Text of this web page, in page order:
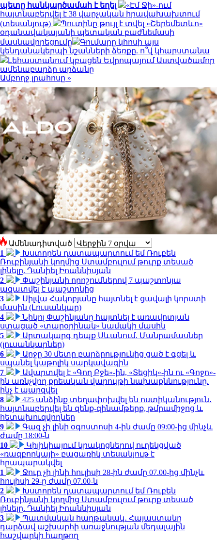
պետը հանկարծամահ է եղել
«Էմ Ջի»-ում
հայտնաբերվել է 38 վարչական իրավախախտում
(տեսանյութ)
Պուտինը թույլ է տվել «Շերեմետևո»
օդանավակայանի պետական բաժնեմասի
մասնավորեցումը
Գումարը կհոսի այս
կենդանակերպի նշանների ձեռքը. ո՞վ կհարստանա
Լեհաստանում կբացեն Եվրոպայում Աստվածամոր
ամենաբարձր արձանը
Ամբողջ լրահոսը »
Ամենադիտված
1
Խստորեն դատապարտում եմ Ռուբեն
Ռուբինյանի կողմից Ստամբուլում թուրք տեսած
լինելը. Դանիել Իոաննիսյան
2
Փաշինյանի որոշումներով 7 պաշտոնյա
ազատվել է պաշտոնից
3
Սիլվա Հակոբյանը հայտնել է ցավալի կորստի
մասին (Լուսանկար)
4
Նիկոլ Փաշինյանը հայտնել է առավոտյան
ստացած «տարօրինակ» նամակի մասին
5
Արտակարգ դեպք Սևանում. Մանրամասներ
(լուսանկարներ)
6
Արջը 30 մետր բարձրությունից ցած է գցել և
սպանել կաթոլիկ սարկավագին
7
Ավարտվել է «Գող Բջե»-ին, «Տեցիկ»-ին ու «Գոջո»-
ին առնչվող քրեական վարույթի նախաքննությունը.
ինչ է պարզվել
8
425 անձինք տեղափոխվել են ոստիկանություն․
հայտնաբերվել են զենք-զինամթերք, թմրամիջոց և
հետախուզվողներ
9
Գազ չի լինի օգոստոսի 4-ին ժամը 09:00-ից մինչև
ժամը 18:00-ն
10
Կիլիկիայում կրակոցներով ուղեկցված
«ռազբորկայի» բացառիկ տեսանյութ է
հրապարակվել
1
Ջուր չի լինի հուլիսի 28-ին ժամը 07.00-ից մինչև
հուլիսի 29-ը ժամը 07.00-ն
2
Խստորեն դատապարտում եմ Ռուբեն
Ռուբինյանի կողմից Ստամբուլում թուրք տեսած
լինելը. Դանիել Իոաննիսյան
3
Պատմական հաղթանակ․ Հայաստանը
դարձավ աշխարհի առաջնության մեդալային
հաշվարկի հաղթող